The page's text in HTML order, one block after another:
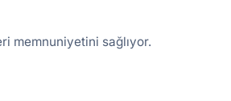
memnuniyetini sağlıyor.